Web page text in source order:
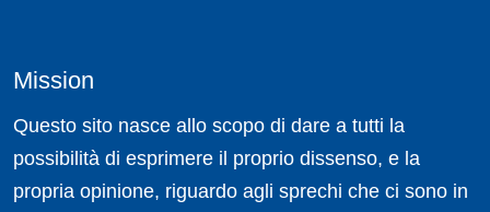
Mission
Questo sito nasce allo scopo di dare a tutti la
possibilità di esprimere il proprio dissenso, e la
propria opinione, riguardo agli sprechi che ci sono in